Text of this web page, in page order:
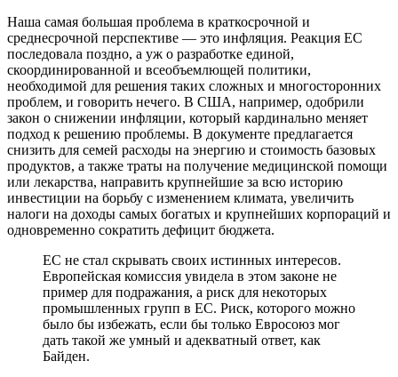
Наша самая большая проблема в краткосрочной и
среднесрочной перспективе — это инфляция. Реакция ЕС
последовала поздно, а уж о разработке единой,
скоординированной и всеобъемлющей политики,
необходимой для решения таких сложных и многосторонних
проблем, и говорить нечего. В США, например, одобрили
закон о снижении инфляции, который кардинально меняет
подход к решению проблемы. В документе предлагается
снизить для семей расходы на энергию и стоимость базовых
продуктов, а также траты на получение медицинской помощи
или лекарства, направить крупнейшие за всю историю
инвестиции на борьбу с изменением климата, увеличить
налоги на доходы самых богатых и крупнейших корпораций и
одновременно сократить дефицит бюджета.
ЕС не стал скрывать своих истинных интересов.
Европейская комиссия увидела в этом законе не
пример для подражания, а риск для некоторых
промышленных групп в ЕС. Риск, которого можно
было бы избежать, если бы только Евросоюз мог
дать такой же умный и адекватный ответ, как
Байден.